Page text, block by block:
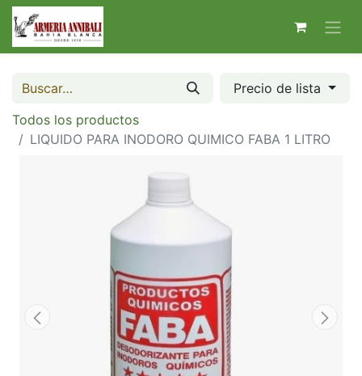
Precio de lista
Todos los productos
LIQUIDO PARA INODORO QUIMICO FABA 1 LITRO